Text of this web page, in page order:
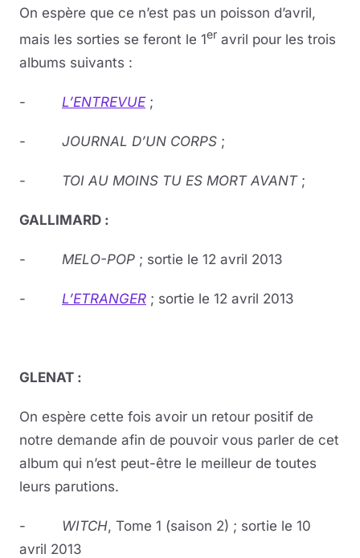
On espère que ce n’est pas un poisson d’avril,
mais les sorties se feront le 1er avril pour les trois
albums suivants :
- L’ENTREVUE ;
- JOURNAL D’UN CORPS ;
- TOI AU MOINS TU ES MORT AVANT;
GALLIMARD :
- MELO-POP ; sortie le 12 avril 2013
- L’ETRANGER ; sortie le 12 avril 2013
GLENAT :
On espère cette fois avoir un retour positif de
notre demande afin de pouvoir vous parler de cet
album qui n’est peut-être le meilleur de toutes
leurs parutions.
- WITCH, Tome 1 (saison 2) ; sortie le 10
avril 2013